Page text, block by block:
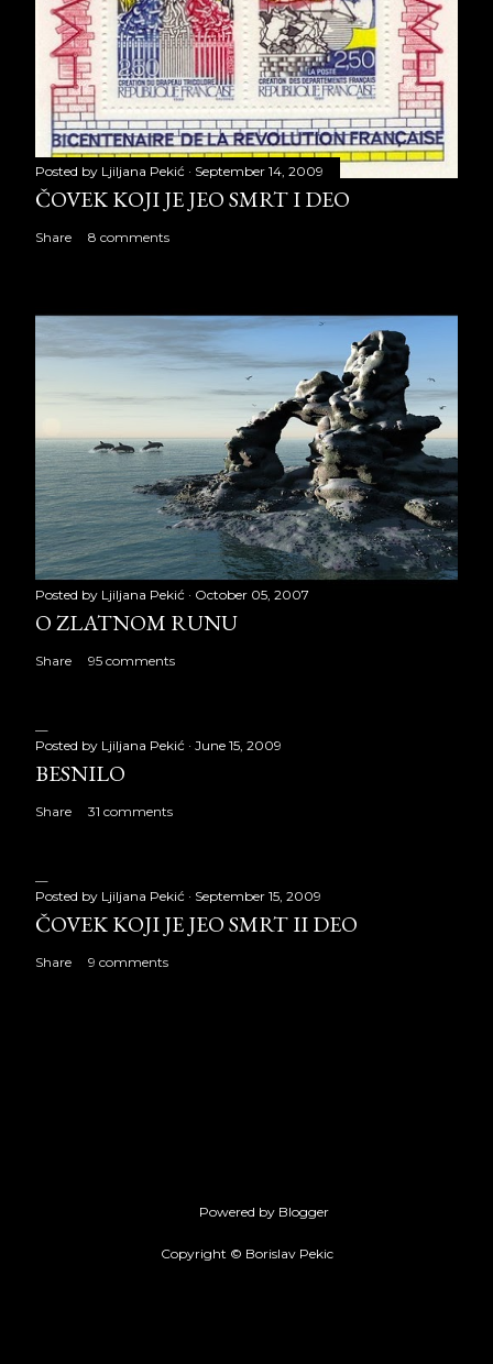
Posted by Ljiljana Pekić September 14, 2009
ČOVEK KOJI JE JEO SMRT I DEO
Share 8 comments
Posted by Ljiljana Pekić October 05, 2007
O ZLATNOM RUNU
Share 95 comments
Posted by Ljiljana Pekić June 15, 2009
BESNILO
Share 31 comments
Posted by Ljiljana Pekić September 15, 2009
ČOVEK KOJI JE JEO SMRT II DEO
Share 9 comments
Powered by Blogger
Copyright © Borislav Pekic